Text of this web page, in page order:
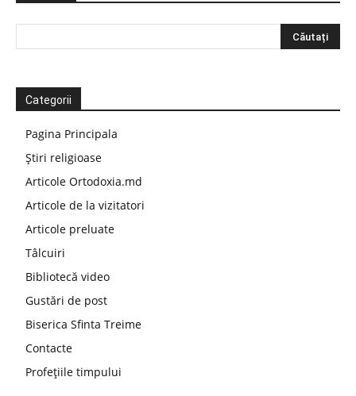
Categorii
Pagina Principala
Știri religioase
Articole Ortodoxia.md
Articole de la vizitatori
Articole preluate
Tâlcuiri
Bibliotecă video
Gustări de post
Biserica Sfinta Treime
Contacte
Profețiile timpului